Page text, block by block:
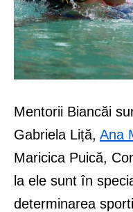
Mentorii Biancăi
Gabriela Liță, Ana
Maricica Puică,
la ele sunt în
determinarea